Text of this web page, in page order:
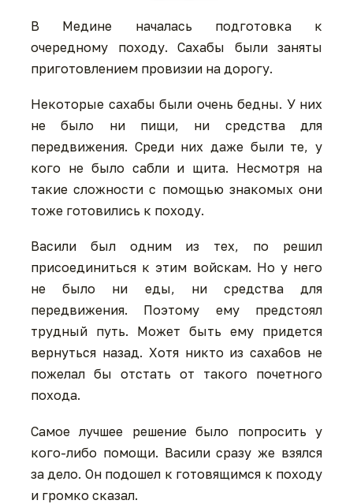
В Медине началась подготовка к
очередному походу. Сахабы были заняты
приготовлением провизии на дорогу.
Некоторые сахабы были очень бедны. У них
не было ни пищи, ни средства для
передвижения. Среди них даже были те, у
кого не было сабли и щита. Несмотря на
такие сложности с помощью знакомых они
тоже готовились к походу.
Васили был одним из тех, по решил
присоединиться к этим войскам. Но у него
не было ни еды, ни средства для
передвижения. Поэтому ему предстоял
трудный путь. Может быть ему придется
вернуться назад. Хотя никто из саха6ов не
пожелал бы отстать от такого почетного
похода.
Самое лучшее решение было попросить у
кого-либо помощи. Васили сразу же взялся
за дело. Он подошел к готовящимся к походу
и громко сказал.